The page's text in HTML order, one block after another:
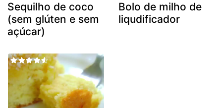
Sequilho de coco
(sem glúten e sem
açúcar)
Bolo de milho de
liqudificador